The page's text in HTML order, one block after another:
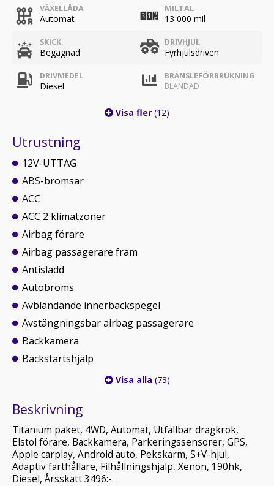
VÄXELLÅDA
Automat
MILTAL
13 000 mil
SKICK
Begagnad
DRIVHJUL
Fyrhjulsdriven
DRIVMEDEL
Diesel
BRÄNSLEFÖRBRUKNING
BLANDAD
Visa fler (12)
Utrustning
12V-UTTAG
ABS-bromsar
ACC
ACC 2 klimatzoner
Airbag förare
Airbag passagerare fram
Antisladd
Autobroms
Avbländande innerbackspegel
Avstängningsbar airbag passagerare
Backkamera
Backstartshjälp
Visa alla (73)
Beskrivning
Titanium paket, 4WD, Automat, Utfällbar dragkrok,
Elstol förare, Backkamera, Parkeringssensorer, GPS,
Apple carplay, Android auto, Pekskärm, S+V-hjul,
Adaptiv farthållare, Filhållningshjälp, Xenon, 190hk,
Diesel, Årsskatt 3496:-.